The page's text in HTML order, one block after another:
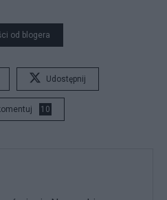
od blogera
Udostępnij
10